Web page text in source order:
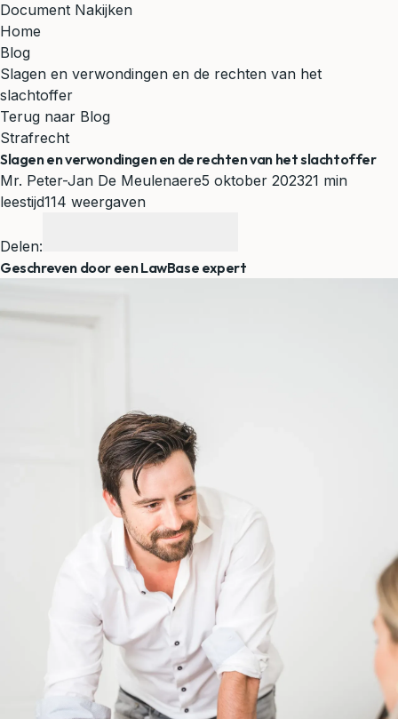
Document Nakijken
Home
Blog
Slagen en verwondingen en de rechten van het
slachtoffer
Terug naar Blog
Strafrecht
Slagen en verwondingen en de rechten van het slachtoffer
Mr. Peter-Jan De Meulenaere5 oktober 202321 min
leestijd114 weergaven
Delen:
Geschreven door een LawBase expert